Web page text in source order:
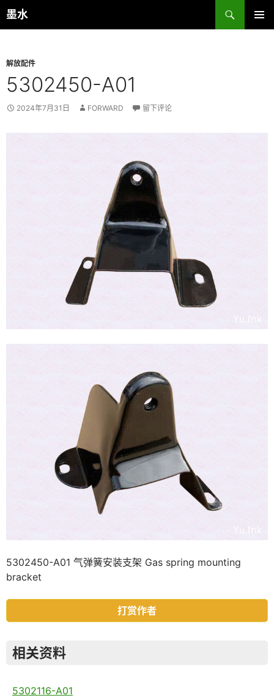
跳
至
墨水
搜
索
解放配件
5302450-A01
2024年7月31日 FORWARD 留下评论
5302450-A01 气弹簧安装支架 Gas spring mounting
bracket
打赏作者
相关资料
5302116-A01